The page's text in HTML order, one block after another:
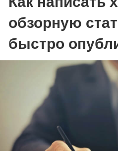
обзорную
быстро